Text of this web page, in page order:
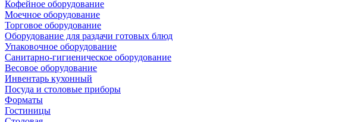
Кофейное оборудование
Моечное оборудование
Торговое оборудование
Оборудование для раздачи готовых блюд
Упаковочное оборудование
Санитарно-гигиеническое оборудование
Весовое оборудование
Инвентарь кухонный
Посуда и столовые приборы
Форматы
Гостиницы